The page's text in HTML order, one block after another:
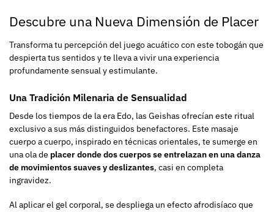
Descubre una Nueva Dimensión de Placer
Transforma tu percepción del juego acuático con este tobogán que
despierta tus sentidos y te lleva a vivir una experiencia
profundamente sensual y estimulante.
Una Tradición Milenaria de Sensualidad
Desde los tiempos de la era Edo, las Geishas ofrecían este ritual
exclusivo a sus más distinguidos benefactores. Este masaje
cuerpo a cuerpo, inspirado en técnicas orientales, te sumerge en
una ola de placer donde dos cuerpos se entrelazan en una danza
de movimientos suaves y deslizantes, casi en completa
ingravidez.
Al aplicar el gel corporal, se despliega un efecto afrodisíaco que